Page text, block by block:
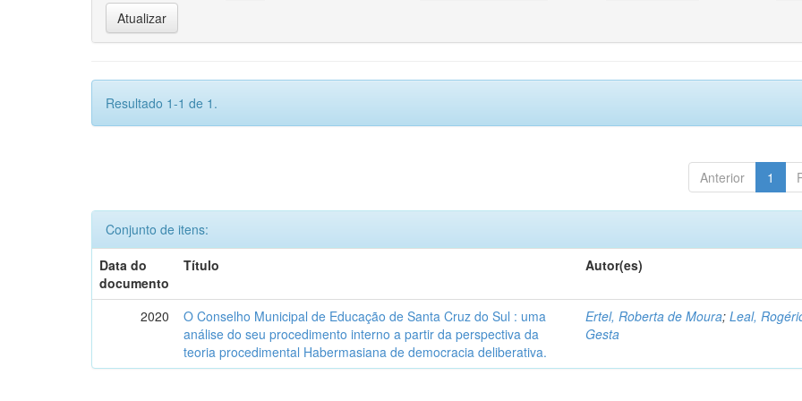
Resultado 1-1 de 1.
Anterior 1
Conjunto de itens:
Data do
documento
Título Autor(es)
2020
O Conselho Municipal de Educação de Santa Cruz do Sul : uma
análise do seu procedimento interno a partir da perspectiva da
teoria procedimental Habermasiana de democracia deliberativa.
Ertel, Roberta de Moura;Leal,
Gesta